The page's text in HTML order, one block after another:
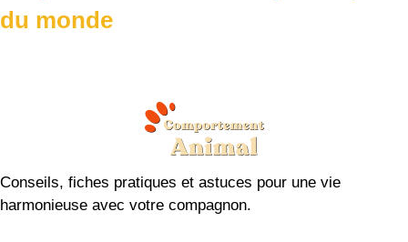
du monde
Conseils, fiches pratiques et astuces pour une vie
harmonieuse avec votre compagnon.